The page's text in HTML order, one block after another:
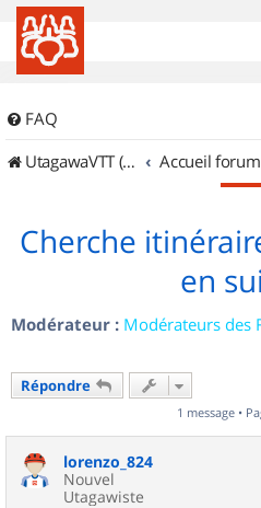
FAQ
UtagawaVTT (Randos VTT et VTTAE avec traces GPS)
Accueil forum
Cherche
en
Modérateur : Modérateurs des
Répondre
1 message •
lorenzo_824
Nouvel
Utagawiste